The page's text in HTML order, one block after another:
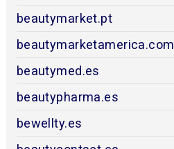
beautymarket.pt
beautymarketamerica.com
beautymed.es
beautypharma.es
bewellty.es